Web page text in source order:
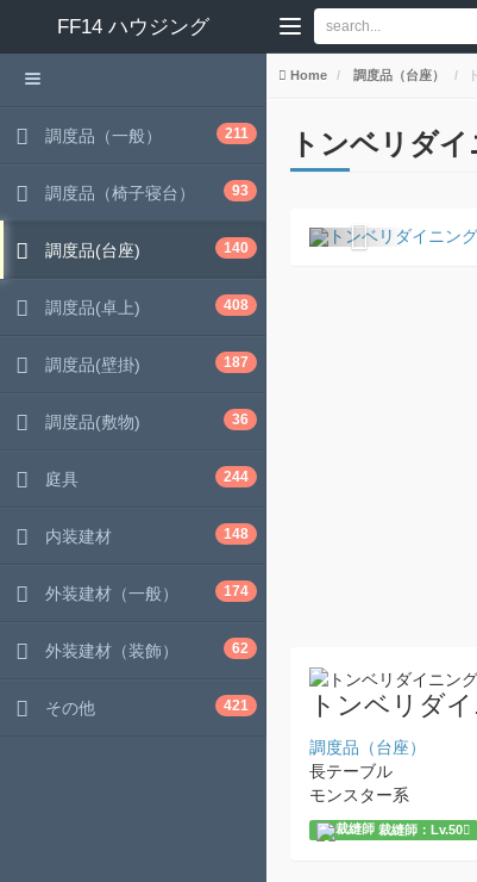
FF14 ハウジング
Home 調度品（台座）
トンベリダ
トンベリダ
調度品（台座）
長テーブル
モンスター系
裁縫師：Lv.50
調度品（一般） 211
調度品（椅子寝台） 93
調度品(台座) 140
調度品(卓上) 408
調度品(壁掛) 187
調度品(敷物) 36
庭具 244
内装建材 148
外装建材（一般） 174
外装建材（装飾） 62
その他 421